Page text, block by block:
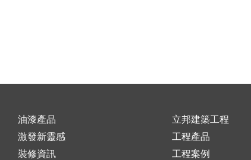
油漆產品
激發新靈感
裝修資訊
立邦建築工程
工程產品
工程案例